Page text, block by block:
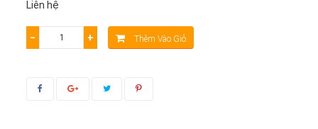
Liên hệ
− + Thêm Vào Giỏ